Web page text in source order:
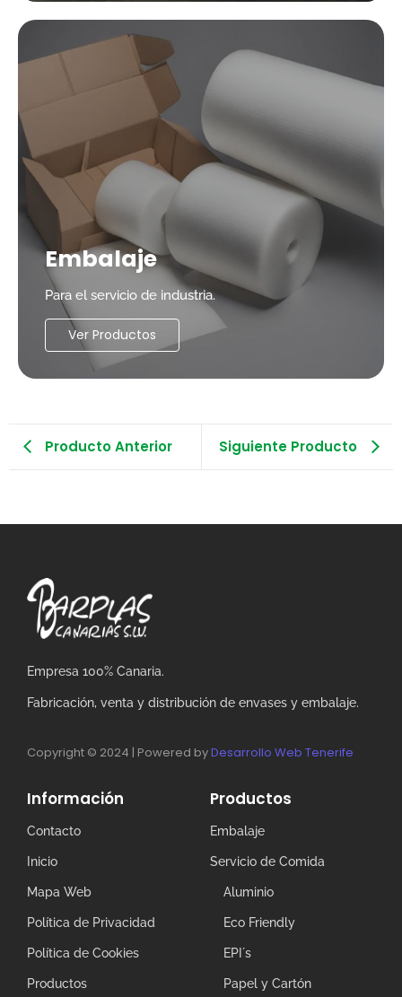
Embalaje
Para el servicio de industria.
Ver Productos
Producto Anterior Siguiente Producto
Empresa 100% Canaria.
Fabricación, venta y distribución de envases y embalaje.
Copyright © 2024 | Powered byDesarrollo Web Tenerife
Información
Contacto
Inicio
Mapa Web
Política de Privacidad
Política de Cookies
Productos
Productos
Embalaje
Servicio de Comida
Aluminio
Eco Friendly
EPI´s
Papel y Cartón